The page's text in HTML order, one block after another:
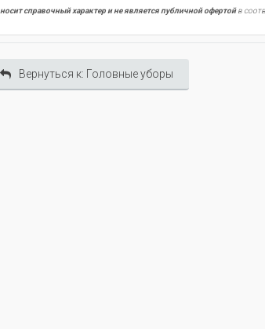
носит справочный характер и не является публичной офертойв
Вернуться к: Головные уборы